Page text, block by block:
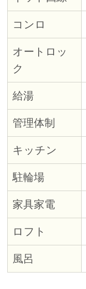
コンロ
オートロッ
ク
給湯
管理体制
キッチン
駐輪場
家具家電
ロフト
風呂